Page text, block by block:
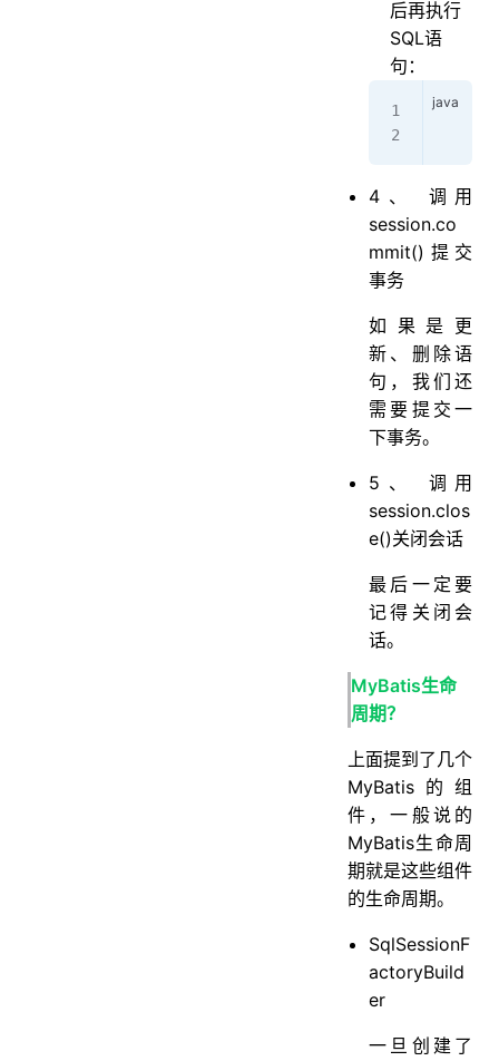
后再执行
SQL语
句：
4、 调用
session.co
mmit()提交
事务
如果是更
新、删除语
句，我们还
需要提交一
下事务。
5、 调用
session.clos
e()关闭会话
最后一定要
记得关闭会
话。
MyBatis生命
周期？
上面提到了几个
MyBatis的组
件，一般说的
MyBatis生命周
期就是这些组件
的生命周期。
SqlSessionF
actoryBuild
er
一旦创建了